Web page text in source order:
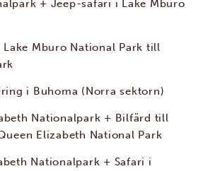
+ Jeep-safari i Lake Mburo
Mburo National Park till
i Buhoma (Norra sektorn)
Nationalpark + Bilfärd till
Elizabeth National Park
Nationalpark + Safari i